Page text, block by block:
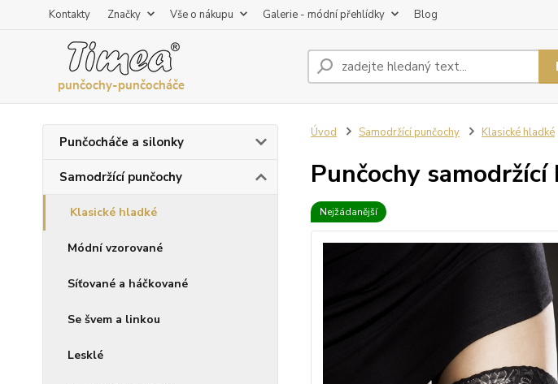
Kontakty Značky Vše o nákupu Galerie - módní přehlídky Blog
Punčocháče a silonky
Samodržící punčochy
Klasické hladké
Módní vzorované
Síťované a háčkované
Se švem a linkou
Lesklé
Úvod Samodržící punčochy Klasické hladké
Punčochy
Nejžádanější